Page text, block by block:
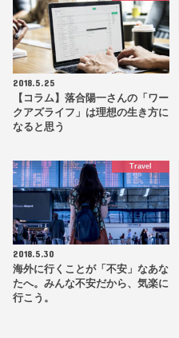
2018.5.25
【コラム】落合陽一さんの「ワー
クアズライフ」は理想の生き方に
なると思う
Travel
2018.5.30
海外に行くことが「不安」なあな
たへ。みんな不安だから、気楽に
行こう。